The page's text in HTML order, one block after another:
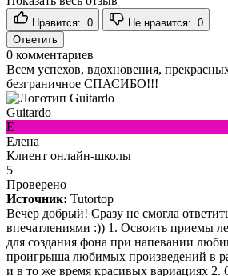
Нравится: 0 Не нравится: 0
Ответить
0 комментариев
Всем успехов, вдохновения,
безграничное СПАСИБО!!!
Guitardo
Е
Елена
Клиент онлайн-школы
5
Проверено
Источник: Tutortop
Вечер добрый! Сразу не смогла
впечатлениями :)) 1. Освоить приемы
для создания фона при напевании
проигрыша любимых произведений в
и в то же время красивых вариациях